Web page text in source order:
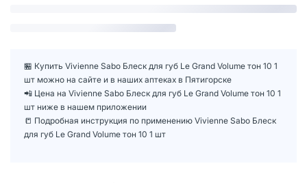
🏪 Купить Vivienne Sabo Блеск для губ Le Grand Volume тон 10 1
шт можно на сайте и в наших аптеках в Пятигорске
📲 Цена на Vivienne Sabo Блеск для губ Le Grand Volume тон 10 1
шт ниже в нашем приложении
📒 Подробная инструкция по применению Vivienne Sabo Блеск
для губ Le Grand Volume тон 10 1 шт